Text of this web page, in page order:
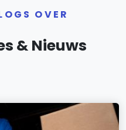
OVER
& Nieuws